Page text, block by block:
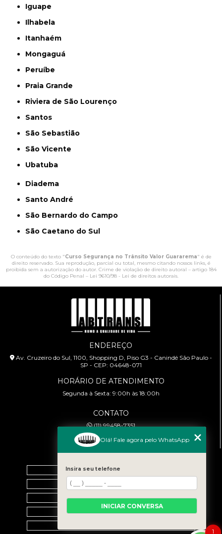
Iguape
Ilhabela
Itanhaém
Mongaguá
Peruíbe
Praia Grande
Riviera de São Lourenço
Santos
São Sebastião
São Vicente
Ubatuba
Diadema
Santo André
São Bernardo do Campo
São Caetano do Sul
O conteúdo do texto "Curso Segurança no Trânsito Valor Guararema" é de
direito reservado. Sua reprodução, parcial ou total, mesmo citando nossos links, é
proibida sem a autorização do autor. Crime de violação de direito autoral – artigo 184
do Código Penal – Lei 9610/98 - Lei de direitos autorais.
ENDEREÇO
Av. Cruzeiro do Sul, 1100, Shopping D, Piso G3 - Canindé São Paulo -
SP - CEP: 04648-071
HORÁRIO DE ATENDIMENTO
Segunda à Sexta: 9:00h às 18:00h
CONTATO
(11) 99458-7351
cursoabtrans@gmail.com
Home
Empresa
Galeria
Contato
1
Olá! Fale agora pelo WhatsApp
Insira seu telefone
INICIAR CONVERSA